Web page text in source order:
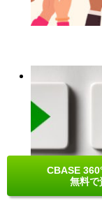
CBASE
無料で